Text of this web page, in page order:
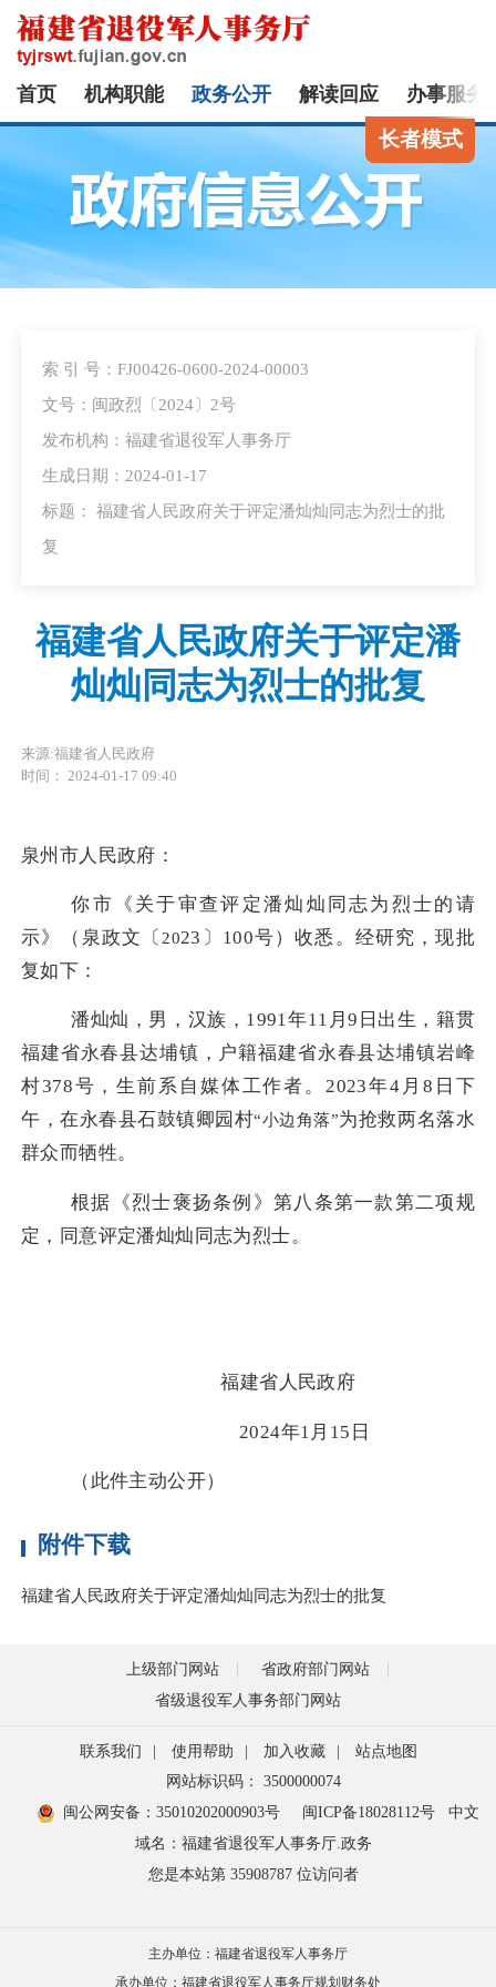
首页 机构职能 政务公开 解读回应 办事服务
长者模式
索 引 号：FJ00426-0600-2024-00003
文号：闽政烈〔2024〕2号
发布机构：福建省退役军人事务厅
生成日期：2024-01-17
标题： 福建省人民政府关于评定潘灿灿同志为烈士的批
复
福建省人民政府关于评定潘
灿灿同志为烈士的批复
来源:福建省人民政府
时间： 2024-01-17 09:40
泉州市人民政府 ：
你市《关于审查评定潘灿灿同志为烈士的请
示》（泉政文〔2023 〕 100号）收悉。经研究，现批
复如下：
潘灿灿，男， 汉族， 1991年11 月9 日 出生，籍贯
福建省永春县达埔镇，户籍福建省永春县达埔镇岩峰
村378号 ，生前系自媒体工作者。2023年4 月 8 日下
午，在永春县石鼓镇卿园村“小边角落”为抢救两名落水
群众而牺牲。
根据 《烈士褒扬条例》第八条第一款第二项规
定，同意评定潘灿灿同志为烈士。
福建省人民政府
2024年1月15日
（此件主动公开）
附件下载
福建省人民政府关于评定潘灿灿同志为烈士的批复
上级部门网站
省政府部门网站
省级退役军人事务部门网站
联系我们 | 使用帮助 | 加入收藏 |
站点地图
网站标识码： 3500000074
闽公网安备：35010202000903号
闽ICP备18028112号
中文
域名：福建省退役军人事务厅.政务
您是本站第 35908787 位访问者
主办单位：福建省退役军人事务厅
承办单位：福建省退役军人事务厅规划财务处